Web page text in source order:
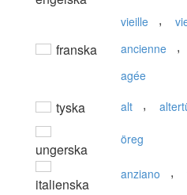
franska
vieille ,
ancienne ,
agée
tyska alt ,
ungerska
öreg
italienska
anziano ,